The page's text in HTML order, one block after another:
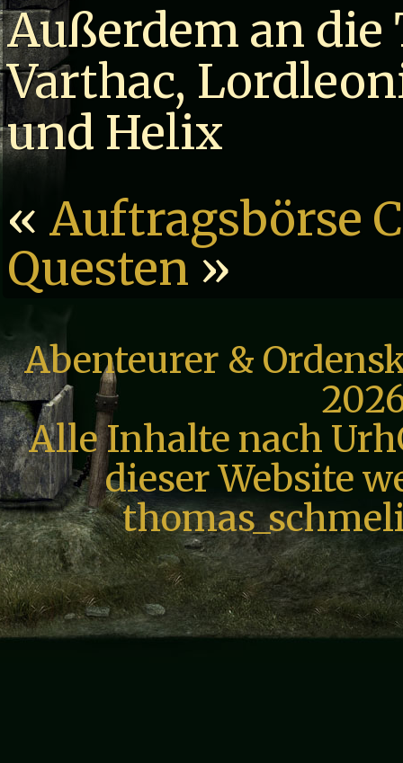
Außerdem an die
Varthac,
und Helix
« Auftragsbörse
Questen »
Abenteurer &
Alle Inhalte nach
dieser Website